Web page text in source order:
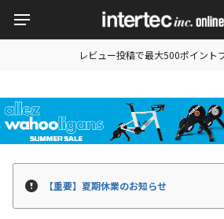
レビュー投稿で最大500ポイント
【重要】夏期休業のお知らせ